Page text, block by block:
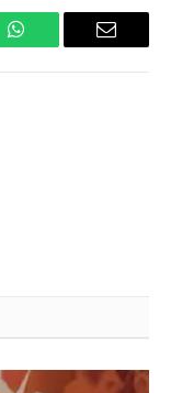
WhatsApp Email